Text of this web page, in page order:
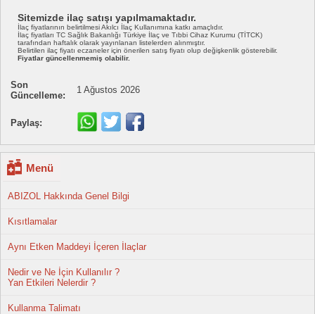
Sitemizde ilaç satışı yapılmamaktadır.
İlaç fiyatlarının belirtilmesi Akılcı İlaç Kullanımına katkı amaçlıdır.
İlaç fiyatları TC Sağlık Bakanlığı Türkiye İlaç ve Tıbbi Cihaz Kurumu (TİTCK)
tarafından haftalık olarak yayınlanan listelerden alınmıştır.
Belirtilen ilaç fiyatı eczaneler için önerilen satış fiyatı olup değişkenlik gösterebilir.
Fiyatlar güncellenmemiş olabilir.
Son
Güncelleme:
1 Ağustos 2026
Paylaş:
Menü
ABIZOL Hakkında Genel Bilgi
Kısıtlamalar
Aynı Etken Maddeyi İçeren İlaçlar
Nedir ve Ne İçin Kullanılır ?
Yan Etkileri Nelerdir ?
Kullanma Talimatı